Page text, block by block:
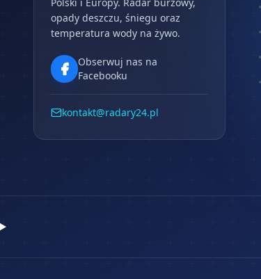
opady deszczu, śniegu oraz
temperatura wody na żywo.
Obserwuj nas na
Facebooku
kontakt@radary24.pl